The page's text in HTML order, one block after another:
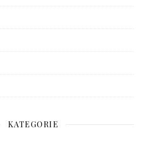
KATEGORIE